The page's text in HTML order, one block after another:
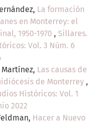
La formación
en Monterrey: el
1950-1970 , Sillares.
Vol. 3 Núm. 6
Las causas de
de Monterrey ,
Históricos: Vol. 1
2022
Hacer a Nuevo